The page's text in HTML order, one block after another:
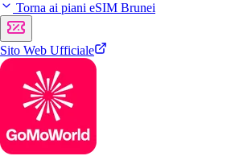
Torna ai piani eSIM Brunei
Sito Web Ufficiale